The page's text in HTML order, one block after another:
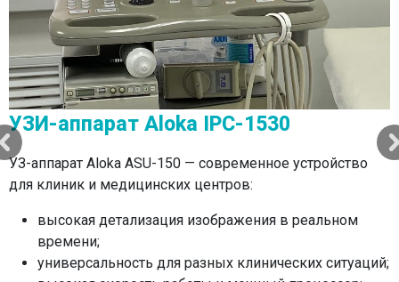
УЗИ-аппарат Aloka IPC-1530
УЗ-аппарат Aloka ASU-150 — современное устройство
для клиник и медицинских центров:
высокая детализация изображения в реальном
времени;
универсальность для разных клинических ситуаций;
Siemens ACUSON X300 Premium Edition
(PE)
качество изображения даже у сложных пациентов
благодаря технологии RealTime-3D Imaging;
универсальность применения – полный спектр